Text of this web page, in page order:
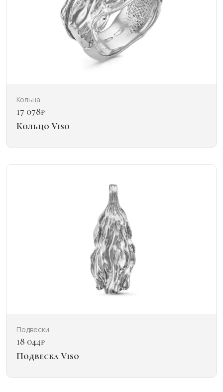
Кольца
17 078₽
Кольцо Viso
Подвески
18 044₽
Подвеска Viso